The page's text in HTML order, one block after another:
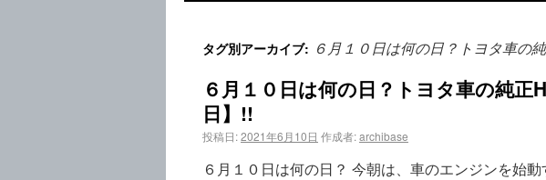
タグ別アーカイブ: ６月１０日は何の日？トヨタ車の
６月１０日は何の日？トヨタ車の純正
日】!!
投稿日:2021年6月10日 作成者:archibase
６月１０日は何の日？ 今朝は、車のエンジンを始